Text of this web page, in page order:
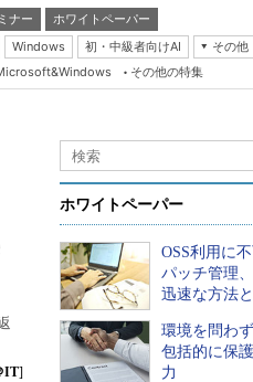
ナー
ホワイトペーパー
Windows 初・中級者向けAI
その他
& Storage
Expert
of IP Network
& Trust
その他の特集
IT]
ホワイトペーパー
OSS利用に
パッチ管理
迅速な方法
環境を問わ
包括的に保
力